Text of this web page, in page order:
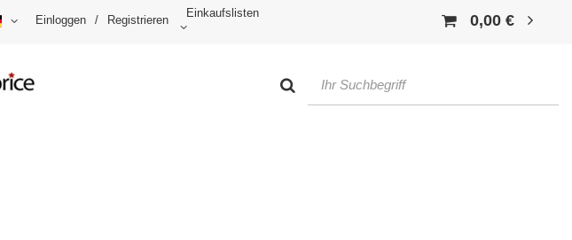
Einloggen / Registrieren
Einkaufslisten 0,00 €